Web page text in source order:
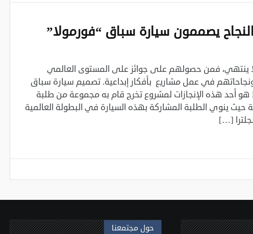
يصممون سيارة سباق “فورمولا”
لا ينتهي، فمن حصولهم على جوائز على المستوى العالمي
في عمل مشاريع بأفكار إبداعية. تصميم سيارة سباق
فورمولا Formula Student هو أحد هذه الإنجازات لمشروع تخرج قام به مجموعة من طلبة
حيث ينوي الطلبة المشاركة بهذه السيارة في البطولة العالمية
[…]
حول مجتمعنا